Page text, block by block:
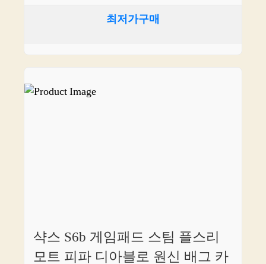
최저가구매
샥스 S6b 게임패드 스팀 플스리
모트 피파 디아블로 원신 배그 카